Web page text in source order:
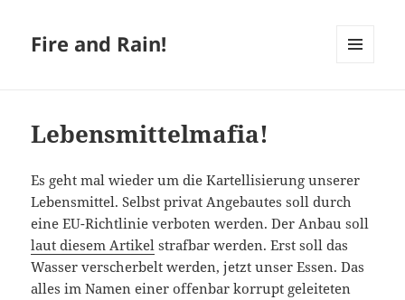
Fire and Rain!
Lebensmittelmafia!
Es geht mal wieder um die Kartellisierung unserer
Lebensmittel. Selbst privat Angebautes soll durch
eine EU-Richtlinie verboten werden. Der Anbau soll
laut diesem Artikel strafbar werden. Erst soll das
Wasser verscherbelt werden, jetzt unser Essen. Das
alles im Namen einer offenbar korrupt geleiteten